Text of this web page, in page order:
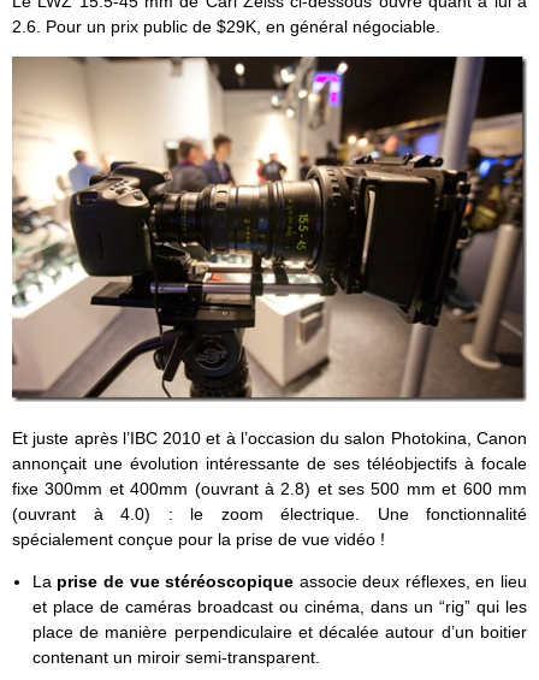
2.6. Pour un prix public de $29K, en général négociable.
Et juste après l’IBC 2010 et à l’occasion du salon Photokina, Canon
annonçait une évolution intéressante de ses téléobjectifs à focale
fixe 300mm et 400mm (ouvrant à 2.8) et ses 500 mm et 600 mm
(ouvrant à 4.0) : le zoom électrique. Une fonctionnalité
spécialement conçue pour la prise de vue vidéo !
La prise de vue stéréoscopique associe deux réflexes, en lieu
et place de caméras broadcast ou cinéma, dans un “rig” qui les
place de manière perpendiculaire et décalée autour d’un boitier
contenant un miroir semi-transparent.